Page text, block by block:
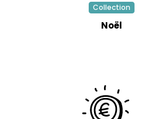
Collection
Noël